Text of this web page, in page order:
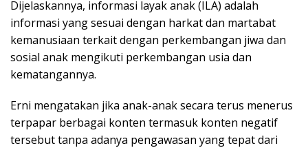
Dijelaskannya, informasi layak anak (ILA) adalah
informasi yang sesuai dengan harkat dan martabat
kemanusiaan terkait dengan perkembangan jiwa dan
sosial anak mengikuti perkembangan usia dan
kematangannya.
Erni mengatakan jika anak-anak secara terus menerus
terpapar berbagai konten termasuk konten negatif
tersebut tanpa adanya pengawasan yang tepat dari